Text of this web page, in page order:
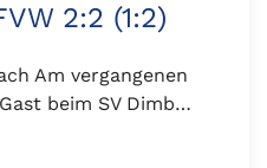
2:2 (1:2)
Am vergangenen
beim SV Dimb…